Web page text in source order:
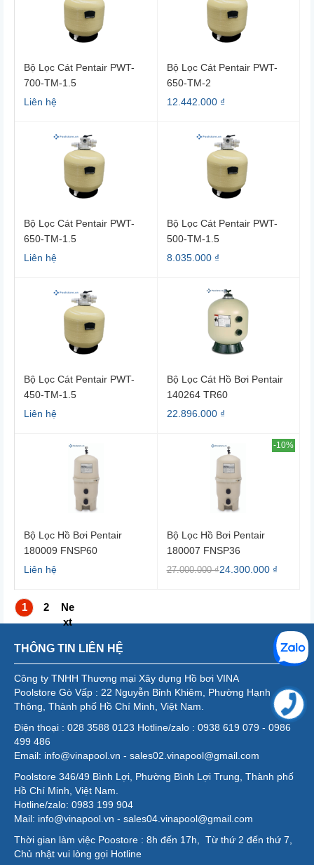
Bộ Lọc Cát Pentair PWT-
700-TM-1.5
Liên hệ
Bộ Lọc Cát Pentair PWT-
650-TM-2
12.442.000 ₫
Bộ Lọc Cát Pentair PWT-
650-TM-1.5
Liên hệ
Bộ Lọc Cát Pentair PWT-
500-TM-1.5
8.035.000 ₫
Bộ Lọc Cát Pentair PWT-
450-TM-1.5
Liên hệ
Bộ Lọc Cát Hồ Bơi Pentair
140264 TR60
22.896.000 ₫
Bộ Lọc Hồ Bơi Pentair
180009 FNSP60
Liên hệ
-10%
Bộ Lọc Hồ Bơi Pentair
180007 FNSP36
27.000.000 ₫24.300.000 ₫
1 2
Ne
xt
THÔNG TIN LIÊN HỆ
Công ty TNHH Thương mại Xây dựng Hồ bơi VINA
Poolstore Gò Vấp : 22 Nguyễn Bỉnh Khiêm, Phường Hạnh
Thông, Thành phố Hồ Chí Minh, Việt Nam.
Điện thoại : 028 3588 0123 Hotline/zalo : 0938 619 079 - 0986
499 486
Email: info@vinapool.vn - sales02.vinapool@gmail.com
Poolstore 346/49 Bình Lợi, Phường Bình Lợi Trung, Thành phố
Hồ Chí Minh, Việt Nam.
Hotline/zalo: 0983 199 904
Mail: info@vinapool.vn - sales04.vinapool@gmail.com
Thời gian làm việc Poostore : 8h đến 17h, Từ thứ 2 đến thứ 7,
Chủ nhật vui lòng gọi Hotline